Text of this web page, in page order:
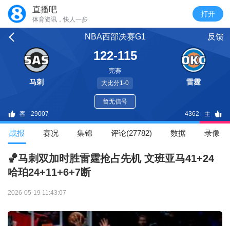
直播吧
体育资讯，快人一步
NBA西部决赛G1 反馈
马刺
122-115
完赛
大比分1-0
暂无信号
雷霆
29007 4362
战报 赛况 集锦 评论(27782) 数据 录像
🏀马刺双加时胜雷霆抢占先机 文班亚马41+24
哈珀24+11+6+7断
2026-05-19 11:43:07